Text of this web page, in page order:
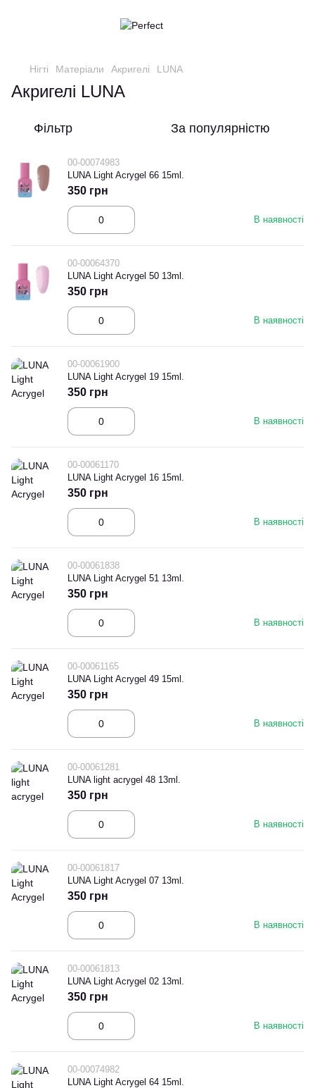
Нігті Матеріали Акригелі LUNA
Акригелі LUNA
Фільтр За популярністю
00-00074983
LUNA Light Acrygel 66 15ml.
В наявності
350 грн
00-00064370
LUNA Light Acrygel 50 13ml.
В наявності
350 грн
00-00061900
LUNA Light Acrygel 19 15ml.
В наявності
350 грн
00-00061170
LUNA Light Acrygel 16 15ml.
В наявності
350 грн
00-00061838
LUNA Light Acrygel 51 13ml.
В наявності
350 грн
00-00061165
LUNA Light Acrygel 49 15ml.
В наявності
350 грн
00-00061281
LUNA light acrygel 48 13ml.
В наявності
350 грн
00-00061817
LUNA Light Acrygel 07 13ml.
В наявності
350 грн
00-00061813
LUNA Light Acrygel 02 13ml.
В наявності
350 грн
00-00074982
LUNA Light Acrygel 64 15ml.